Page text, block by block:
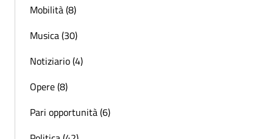
Mobilità (8)
Musica (30)
Notiziario (4)
Opere (8)
Pari opportunità (6)